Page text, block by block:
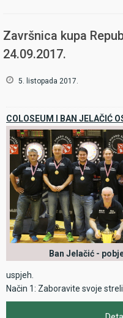
Završnica kupa
24.09.2017.
5. listopada 2017.
COLOSEUM I BAN JELAČIĆ
Ban Jelačić -
uspjeh.
Način 1: Zaboravite svoje
ide samo od sebe
Način 2: Nemojte se baš